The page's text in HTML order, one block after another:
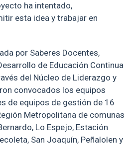
ha intentado,
esta idea y trabajar en
por Saberes Docentes,
de Educación Continua
del Núcleo de Liderazgo y
convocados los equipos
de equipos de gestión de 16
Metropolitana de comunas
Lo Espejo, Estación
San Joaquín, Peñalolen y